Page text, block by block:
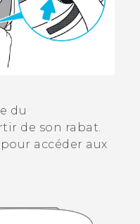
du
de son rabat.
accéder aux